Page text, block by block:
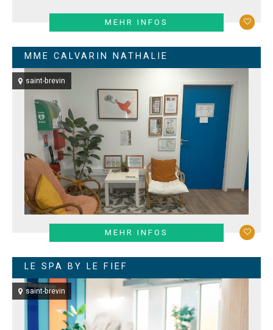
MEHR INFOS
MME CALVARIN NATHALIE
saint-brevin
MEHR INFOS
LE SPA BY LE FIEF
saint-brevin